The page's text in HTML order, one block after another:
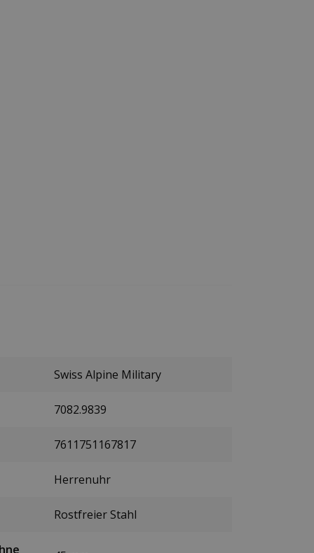
Swiss Alpine Military
7082.9839
7611751167817
Herrenuhr
Rostfreier Stahl